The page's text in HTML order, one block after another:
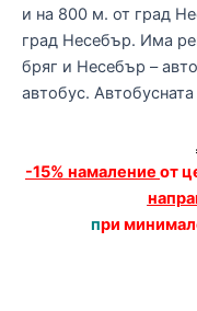
и на 800 м. от град
град Несебър. Има
бряг и Несебър –
автобус.
-15% намаление от
при